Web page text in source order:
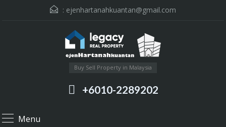
: ejenhartanahkuantan@gmail.com
Buy Sell Property in Malaysia
+6010-2289202
Menu